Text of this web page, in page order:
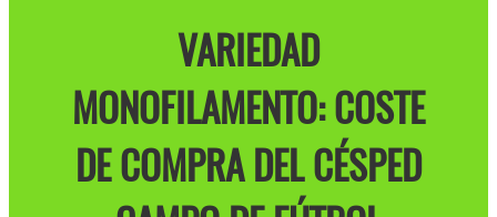
VARIEDAD
MONOFILAMENTO: COSTE
DE COMPRA DEL CÉSPED